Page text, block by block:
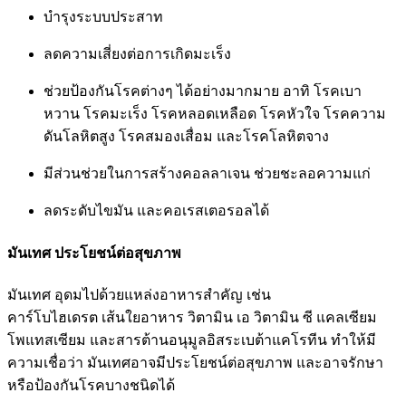
บำรุงระบบประสาท
ลดความเสี่ยงต่อการเกิดมะเร็ง
ช่วยป้องกันโรคต่างๆ ได้อย่างมากมาย อาทิ โรคเบา
หวาน โรคมะเร็ง โรคหลอดเหลือด โรคหัวใจ โรคความ
ดันโลหิตสูง โรคสมองเสื่อม และโรคโลหิตจาง
มีส่วนช่วยในการสร้างคอลลาเจน ช่วยชะลอความแก่
ลดระดับไขมัน และคอเรสเตอรอลได้
มันเทศ ประโยชน์ต่อสุขภาพ
มันเทศ อุดมไปด้วยแหล่งอาหารสำคัญ เช่น
คาร์โบไฮเดรต เส้นใยอาหาร วิตามิน เอ วิตามิน ซี แคลเซียม
โพแทสเซียม และสารต้านอนุมูลอิสระเบต้าแคโรทีน ทำให้มี
ความเชื่อว่า มันเทศอาจมีประโยชน์ต่อสุขภาพ และอาจรักษา
หรือป้องกันโรคบางชนิดได้